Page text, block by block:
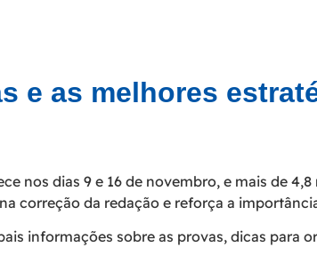
e as melhores
nos dias 9 e 16 de novembro, e mais de
correção da redação e reforça a
informações sobre as provas, dicas para